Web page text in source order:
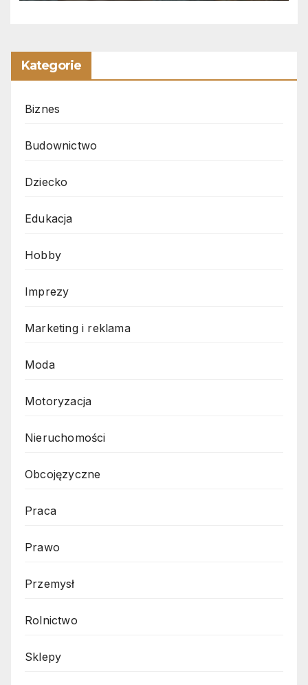
Kategorie
Biznes
Budownictwo
Dziecko
Edukacja
Hobby
Imprezy
Marketing i reklama
Moda
Motoryzacja
Nieruchomości
Obcojęzyczne
Praca
Prawo
Przemysł
Rolnictwo
Sklepy